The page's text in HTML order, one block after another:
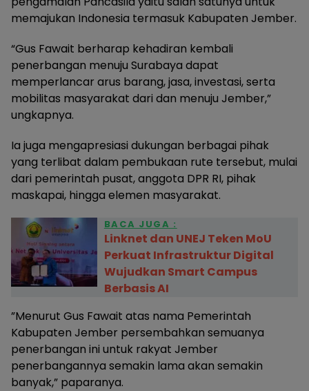
memajukan Indonesia termasuk Kabupaten Jember.
“Gus Fawait berharap kehadiran kembali
penerbangan menuju Surabaya dapat
memperlancar arus barang, jasa, investasi, serta
mobilitas masyarakat dari dan menuju Jember,”
ungkapnya.
Ia juga mengapresiasi dukungan berbagai pihak
yang terlibat dalam pembukaan rute tersebut, mulai
dari pemerintah pusat, anggota DPR RI, pihak
maskapai, hingga elemen masyarakat.
BACA JUGA :
Linknet dan UNEJ Teken MoU
Perkuat Infrastruktur Digital
Wujudkan Smart Campus
Berbasis AI
”Menurut Gus Fawait atas nama Pemerintah
Kabupaten Jember persembahkan semuanya
penerbangan ini untuk rakyat Jember
penerbangannya semakin lama akan semakin
banyak,” paparanya.